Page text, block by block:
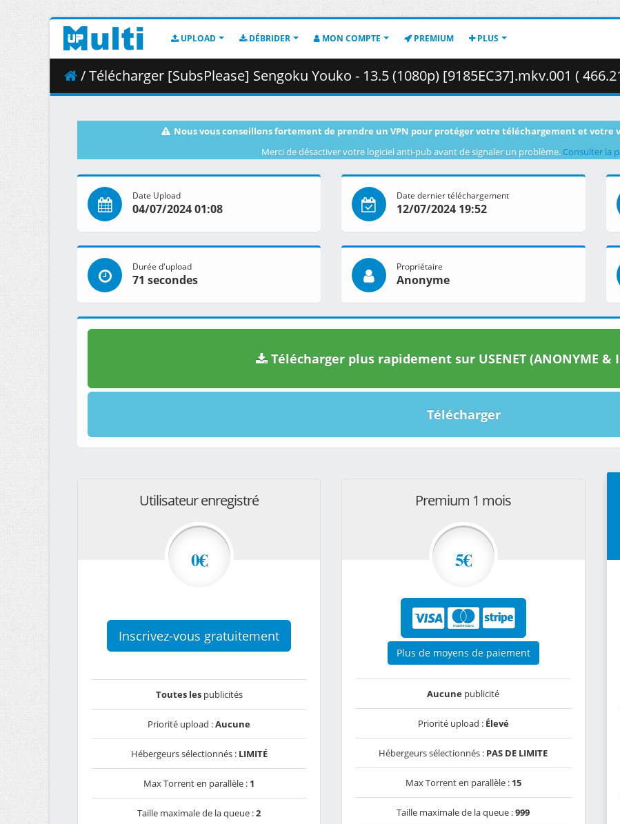
UPLOAD DÉBRIDER MON COMPTE PREMIUM PLUS
/ Télécharger [SubsPlease] Sengoku Youko - 13.5 (1080p) [9185EC37].mkv.001 (
Nous vous conseillons fortement de prendre un VPN pour protéger votre téléchargement et votre
Merci de désactiver votre logiciel anti-pub avant de signaler un problème. Consulter la
Date Upload
04/07/2024 01:08
Date dernier téléchargement
12/07/2024 19:52
Durée d'upload
71 secondes
Propriétaire
Anonyme
Télécharger plus rapidement sur USENET (ANONYME &
Télécharger
Utilisateur enregistré
0€
Inscrivez-vous gratuitement
Toutes lespublicités
Priorité upload :Aucune
Hébergeurs sélectionnés : LIMITÉ
Max Torrent en parallèle : 1
Taille maximale de la queue :2
Premium 1 mois
5€
Plus de moyens de paiement
Aucune publicité
Priorité upload : Élevé
Hébergeurs sélectionnés : PAS DE LIMITE
Max Torrent en parallèle : 15
Taille maximale de la queue :999